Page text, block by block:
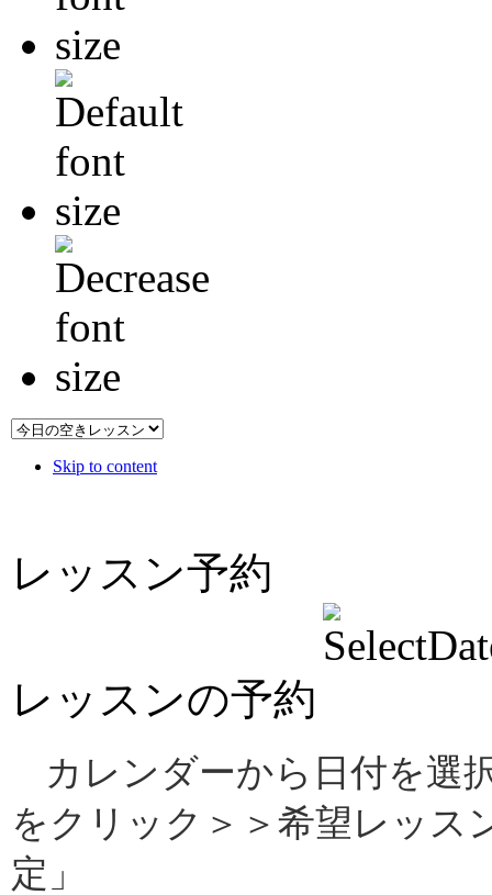
Skip to content
レッスン予約
レッスンの予約
カレンダーから日付を選
をクリック＞＞希望レッス
定」